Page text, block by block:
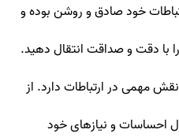
خود صادق و روشن بوده و
با دقت و صداقت انتقال دهید.
مهمی در ارتباطات دارد. از
احساسات و نیازهای خود